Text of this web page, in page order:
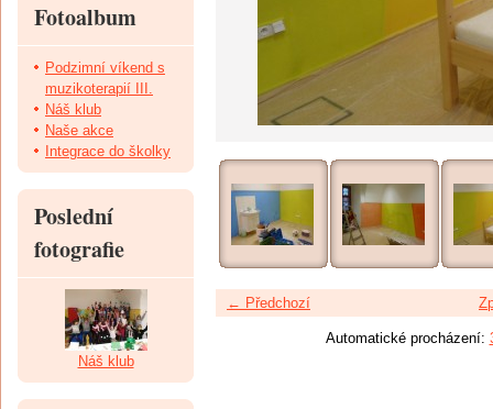
← Předchozí
Automatické procházení:
Fotoalbum
Podzimní víkend s
muzikoterapií III.
Náš klub
Naše akce
Integrace do školky
Poslední
fotografie
Náš klub